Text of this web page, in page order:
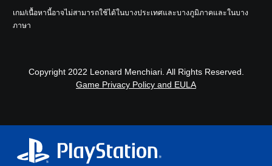
เกม/เนื้อหานี้อาจไม่สามารถใช้ได้ในบางประเทศและบางภูมิภาคและในบาง
ภาษา
Copyright 2022 Leonard Menchiari. All Rights Reserved.
Game Privacy Policy and EULA